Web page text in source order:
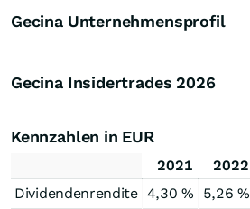
Gecina Unternehmensprofil
Gecina Insidertrades 2026
Kennzahlen in EUR
2021 2022
Dividendenrendite 4,30 % 5,26 %